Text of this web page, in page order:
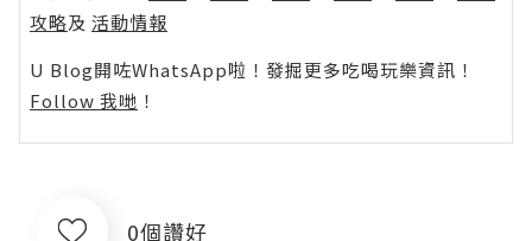
攻略及 活動情報
U Blog開咗WhatsApp啦！發掘更多吃喝玩樂資訊！
Follow 我哋 ！
0個讚好